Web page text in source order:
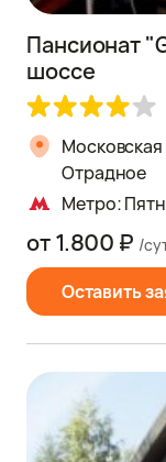
Пансионат
шоссе
Московская
Отрадное
Метро:
Оставить
от 1.800 ₽ /